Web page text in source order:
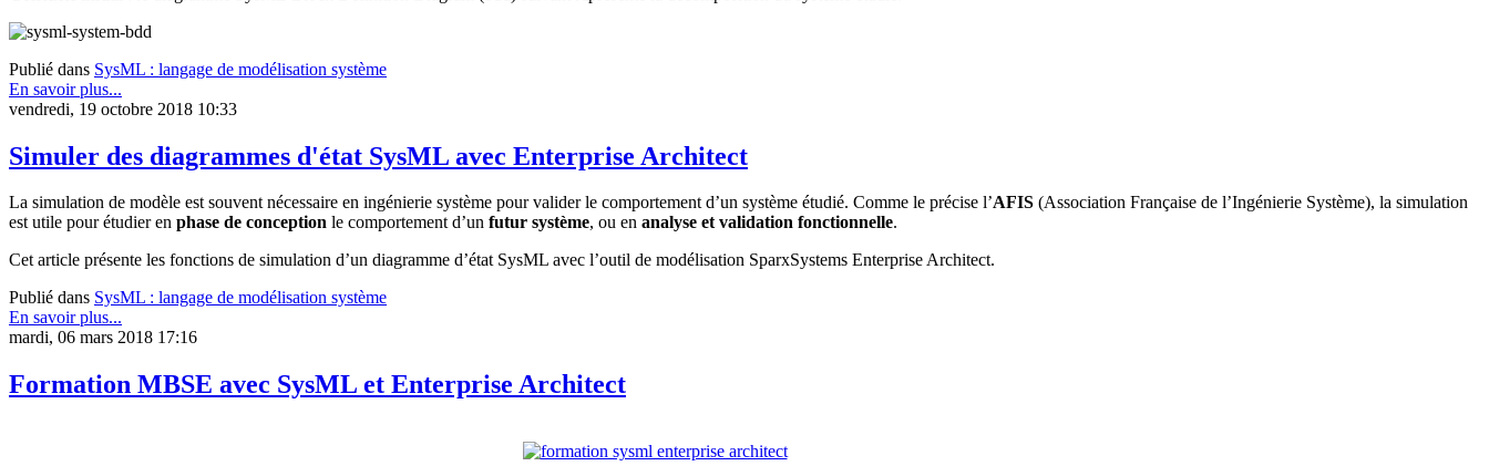
Publié dans SysML : langage de modélisation système
En savoir plus...
vendredi, 19 octobre 2018 10:33
Simuler des diagrammes d'état SysML avec Enterprise Architect
La simulation de modèle est souvent nécessaire en ingénierie système pour valider le comportement d’un système étudié. Comme le précise l’AFIS (Association Française de l’Ingénierie Système), la simulation
est utile pour étudier en phase de conception le comportement d’un futur système, ou en analyse et validation fonctionnelle.
Cet article présente les fonctions de simulation d’un diagramme d’état SysML avec l’outil de modélisation SparxSystems Enterprise Architect.
Publié dans SysML : langage de modélisation système
En savoir plus...
mardi, 06 mars 2018 17:16
Formation MBSE avec SysML et Enterprise Architect